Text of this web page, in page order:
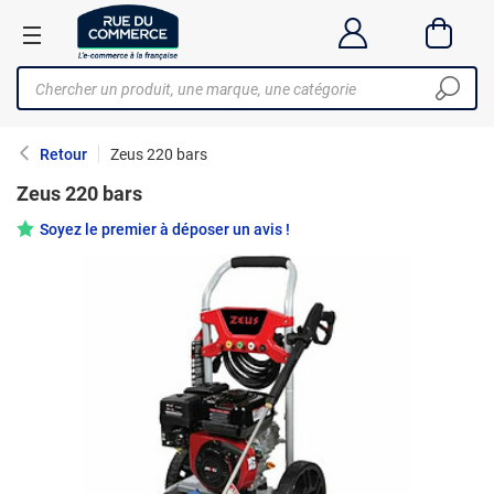
Retour Zeus 220 bars
Zeus 220 bars
Soyez le premier à déposer un avis !